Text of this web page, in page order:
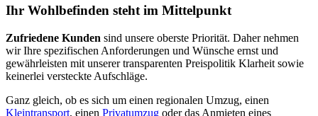
Ihr Wohlbefinden steht im Mittelpunkt
Zufriedene Kunden sind unsere oberste Priorität. Daher nehmen
wir Ihre spezifischen Anforderungen und Wünsche ernst und
gewährleisten mit unserer transparenten Preispolitik Klarheit sowie
keinerlei versteckte Aufschläge.
Ganz gleich, ob es sich um einen regionalen Umzug, einen
Kleintransport, einen Privatumzug oder das Anmieten eines